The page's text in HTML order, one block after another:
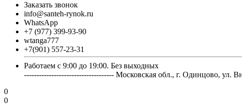
Заказать звонок
info@santeh-rynok.ru
WhatsApp
+7 (977) 399-93-90
wtanga777
+7(901) 557-23-31
Работаем с 9:00 до 19:00. Без выходных
------------------------------------ Московская обл., г. Одинцово,
0
0